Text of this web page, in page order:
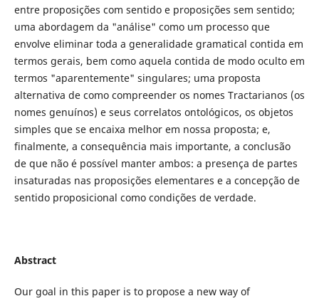
entre proposições com sentido e proposições sem sentido;
uma abordagem da "análise" como um processo que
envolve eliminar toda a generalidade gramatical contida em
termos gerais, bem como aquela contida de modo oculto em
termos "aparentemente" singulares; uma proposta
alternativa de como compreender os nomes Tractarianos (os
nomes genuínos) e seus correlatos ontológicos, os objetos
simples que se encaixa melhor em nossa proposta; e,
finalmente, a consequência mais importante, a conclusão
de que não é possível manter ambos: a presença de partes
insaturadas nas proposições elementares e a concepção de
sentido proposicional como condições de verdade.
Abstract
Our goal in this paper is to propose a new way of